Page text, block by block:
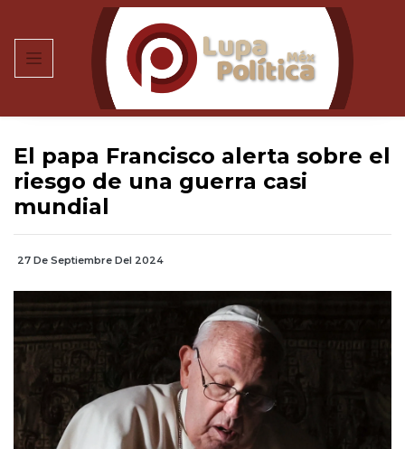
El papa Francisco alerta sobre el
riesgo de una guerra casi
mundial
27 De Septiembre Del 2024